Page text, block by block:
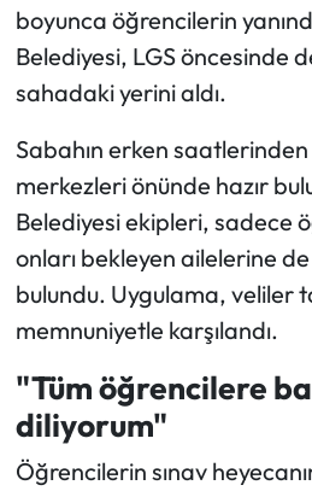
boyunca öğrencilerin
Belediyesi, LGS öncesinde
sahadaki yerini aldı.
Sabahın erken
merkezleri önünde hazır
Belediyesi ekipleri, sadece
onları bekleyen ailelerine
bulundu. Uygulama, veliler
memnuniyetle karşılandı.
"Tüm öğrencilere
diliyorum"
Öğrencilerin sınav